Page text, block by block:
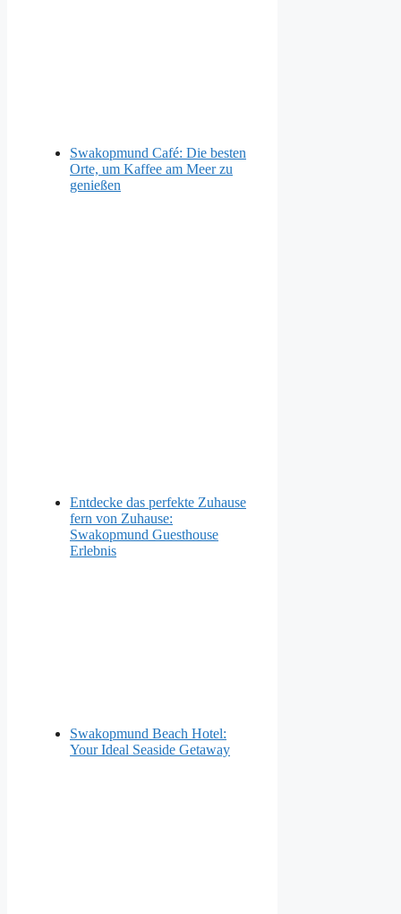
Swakopmund Café: Die besten
Orte, um Kaffee am Meer zu
genießen
Entdecke das perfekte Zuhause
fern von Zuhause:
Swakopmund Guesthouse
Erlebnis
Swakopmund Beach Hotel:
Your Ideal Seaside Getaway